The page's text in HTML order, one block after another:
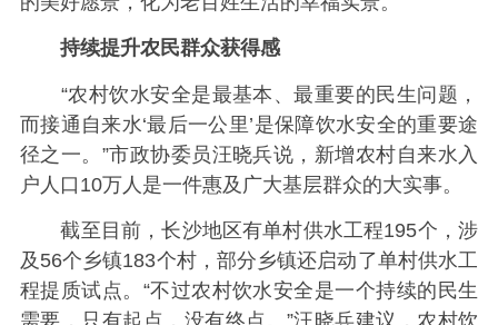
持续提升农民群众获得感
“农村饮水安全是最基本、最重要的民生问题，
而接通自来水‘最后一公里’是保障饮水安全的重要途
径之一。”市政协委员汪晓兵说，新增农村自来水入
户人口10万人是一件惠及广大基层群众的大实事。
截至目前，长沙地区有单村供水工程195个，涉
及56个乡镇183个村，部分乡镇还启动了单村供水工
程提质试点。“不过农村饮水安全是一个持续的民生
需要，只有起点，没有终点。”汪晓兵建议，农村饮